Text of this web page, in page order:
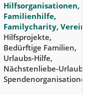
Hilfsorganisationen,
Familienhilfe,
Familycharity, Vereine
Hilfsprojekte,
Bedürftige Familien,
Urlaubs-Hilfe,
Nächstenliebe-Urlaub,
Spendenorganisationen